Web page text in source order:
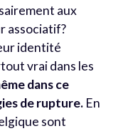
aux
associatif?
identité
vrai dans les
dans ce
de rupture. En
sont